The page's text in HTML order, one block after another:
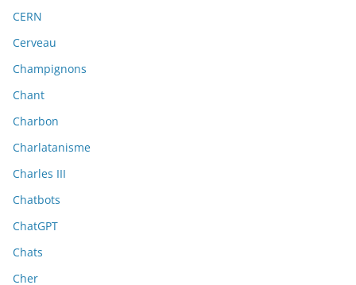
CERN
Cerveau
Champignons
Chant
Charbon
Charlatanisme
Charles III
Chatbots
ChatGPT
Chats
Cher